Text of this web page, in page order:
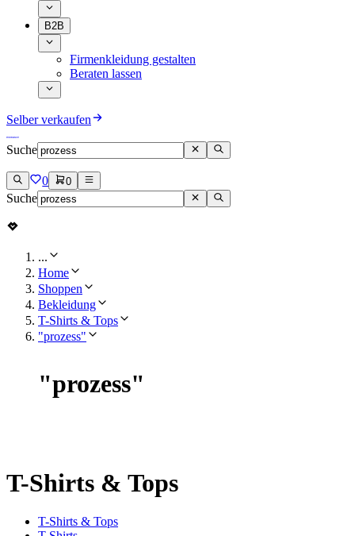
B2B
Firmenkleidung gestalten
Beraten lassen
Selber verkaufen
Suche
0 0
Suche
...
Home
Shoppen
Bekleidung
T-Shirts & Tops
"prozess"
"prozess"
T-Shirts & Tops
T-Shirts & Tops